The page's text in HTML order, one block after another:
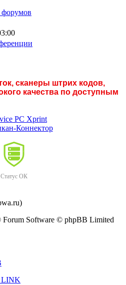
сканеры штрих кодов,
качества по доступным
Статус ОК
Software © phpBB Limited